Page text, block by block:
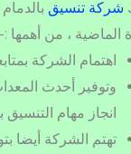
شركة تنسيق
الماضية ، من أهمها :-
اهتمام الشركة
وتوفير أحدث
انجاز مهام
تهتم الشركة أيضا